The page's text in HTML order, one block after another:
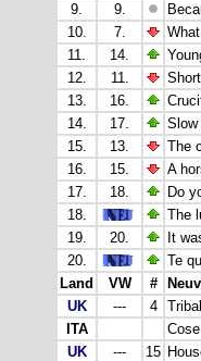
9.
9.
10.
7.
11.
14.
12.
11.
13.
16.
14.
17.
15.
13.
The
16.
15.
A
17.
18.
Do
18.
The
19.
20.
It
20.
Te
Land
VW #
UK
--- 4
ITA
UK
--- 15